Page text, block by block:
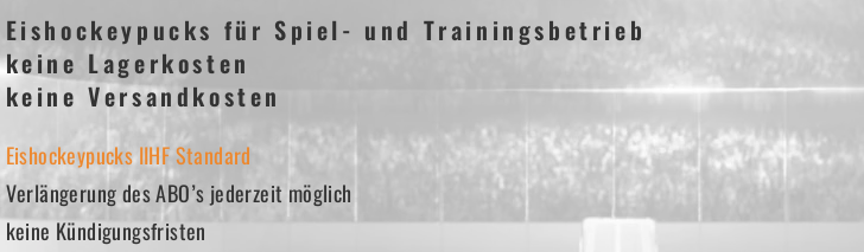
Eishockeypucks für Spiel- und Trainingsbetrieb
keine Lagerkosten
keine Versandkosten
Eishockeypucks IIHF Standard
Verlängerung des ABO’s jederzeit möglich
keine Kündigungsfristen